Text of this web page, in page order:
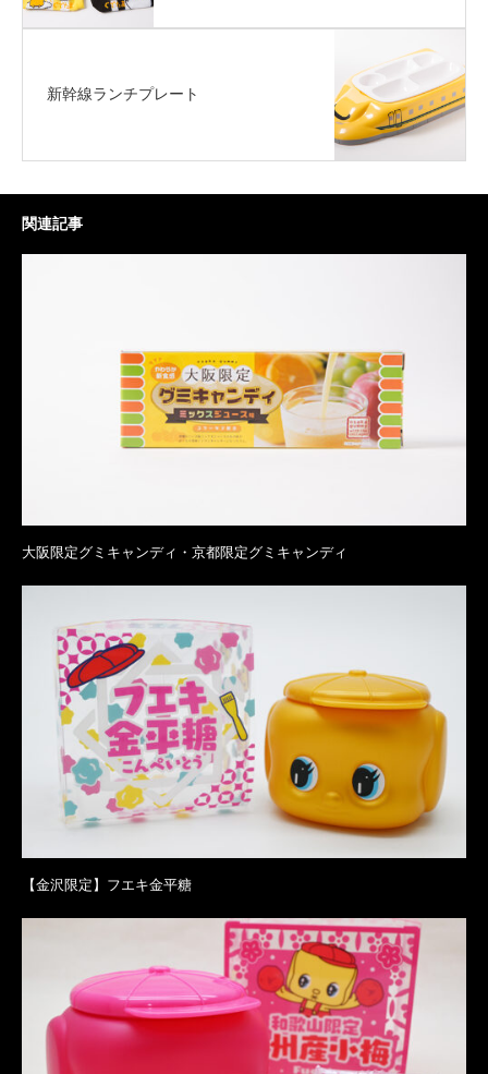
新幹線ランチプレート
関連記事
大阪限定グミキャンディ・京都限定グミキャンディ
【金沢限定】フエキ金平糖